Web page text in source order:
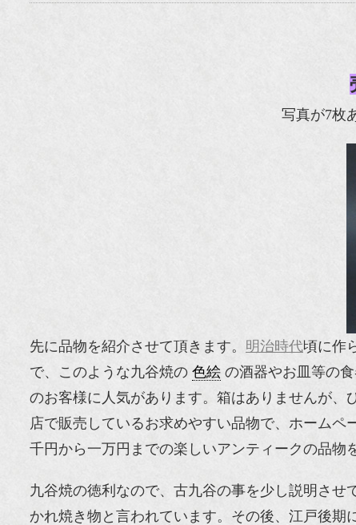
写真が7枚
先に品物を紹介させて頂きます。 明治時代頃に作
で、このような九谷焼の 色絵 の酒器やお皿等の
のお客様に人気があります。箱はありませんが、
店で販売しているお求めやすい品物で、ホーム
千円から一万円までの楽しいアンティークの品物
九谷焼の徳利なので、古九谷の事を少し説明させ
かれ焼き物と言われています。その後、江戸後